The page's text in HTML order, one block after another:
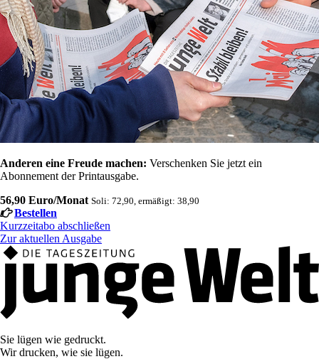
Anderen eine Freude machen: Verschenken Sie jetzt ein
Abonnement der Printausgabe.
56,90 Euro/Monat Soli: 72,90, ermäßigt: 38,90
Bestellen
Kurzzeitabo abschließen
Zur aktuellen Ausgabe
Sie lügen wie gedruckt.
Wir drucken, wie sie lügen.